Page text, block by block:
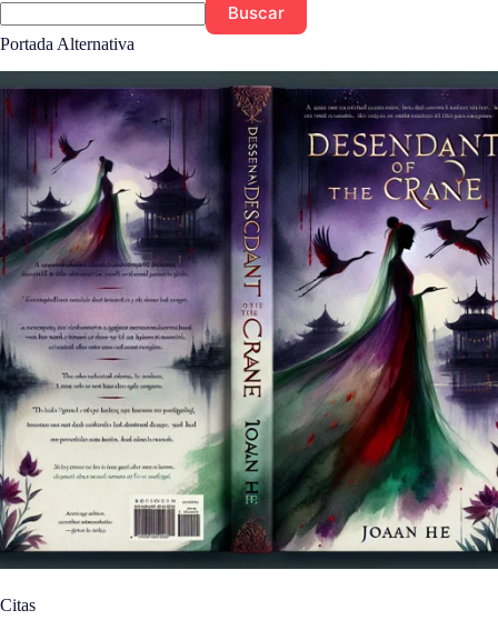
Buscar
Portada Alternativa
Citas